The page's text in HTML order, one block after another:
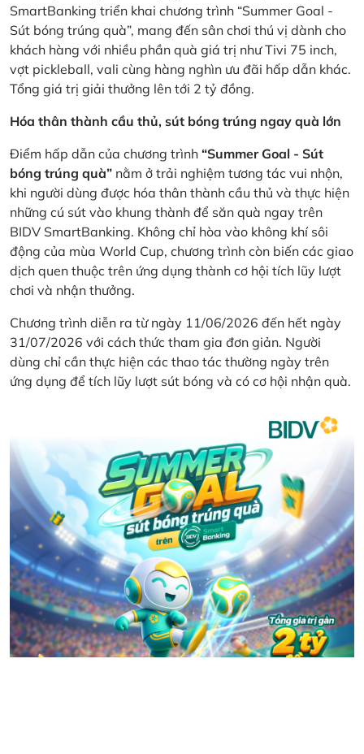
SmartBanking triển khai chương trình “Summer Goal -
Sút bóng trúng quà”, mang đến sân chơi thú vị dành cho
khách hàng với nhiều phần quà giá trị như Tivi 75 inch,
vợt pickleball, vali cùng hàng nghìn ưu đãi hấp dẫn khác.
Tổng giá trị giải thưởng lên tới 2 tỷ đồng.
Hóa thân thành cầu thủ, sút bóng trúng ngay quà lớn
Điểm hấp dẫn của chương trình “Summer Goal - Sút
bóng trúng quà” nằm ở trải nghiệm tương tác vui nhộn,
khi người dùng được hóa thân thành cầu thủ và thực hiện
những cú sút vào khung thành để săn quà ngay trên
BIDV SmartBanking. Không chỉ hòa vào không khí sôi
động của mùa World Cup, chương trình còn biến các giao
dịch quen thuộc trên ứng dụng thành cơ hội tích lũy lượt
chơi và nhận thưởng.
Chương trình diễn ra từ ngày 11/06/2026 đến hết ngày
31/07/2026 với cách thức tham gia đơn giản. Người
dùng chỉ cần thực hiện các thao tác thường ngày trên
ứng dụng để tích lũy lượt sút bóng và có cơ hội nhận quà.